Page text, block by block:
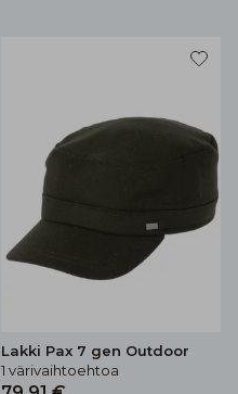
Lakki Pax 7 gen Outdoor
1 värivaihtoehtoa